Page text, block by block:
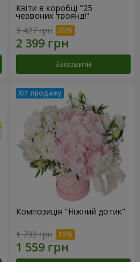
Квіти в коробці "25
червоних троянд!"
3 427 грн
Замовити
Композиція "Ніжний дотик"
1 732 грн